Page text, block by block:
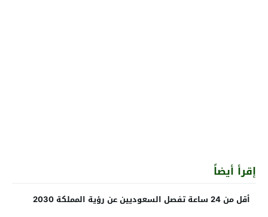
إقرأ أيضاً
أقل من 24 ساعة تفصل السعوديين عن رؤية المملكة 2030